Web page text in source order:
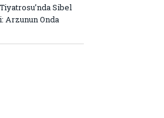
Sibel
Arzunun Onda